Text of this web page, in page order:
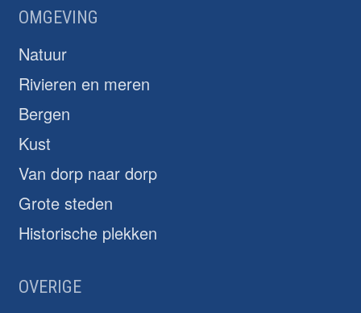
OMGEVING
Natuur
Rivieren en meren
Bergen
Kust
Van dorp naar dorp
Grote steden
Historische plekken
OVERIGE